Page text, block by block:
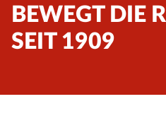
BEWEGT DIE
SEIT 1909